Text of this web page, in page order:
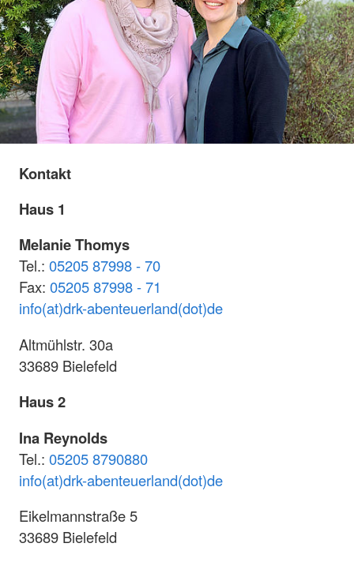
Kontakt
Haus 1
Melanie Thomys
Tel.: 05205 87998 - 70
Fax: 05205 87998 - 71
info(at)drk-abenteuerland(dot)de
Altmühlstr. 30a
33689 Bielefeld
Haus 2
Ina Reynolds
Tel.: 05205 8790880
info(at)drk-abenteuerland(dot)de
Eikelmannstraße 5
33689 Bielefeld